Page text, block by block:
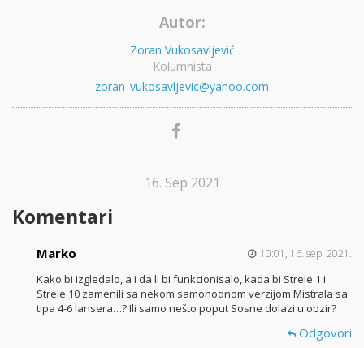
Autor:
Zoran Vukosavljević
Kolumnista
zoran_vukosavljevic@yahoo.com
16. Sep 2021
Komentari
Marko 10:01, 16. sep. 2021.
Kako bi izgledalo, a i da li bi funkcionisalo, kada bi Strele 1 i
Strele 10 zamenili sa nekom samohodnom verzijom Mistrala sa
tipa 4-6 lansera…? Ili samo nešto poput Sosne dolazi u obzir?
Odgovori